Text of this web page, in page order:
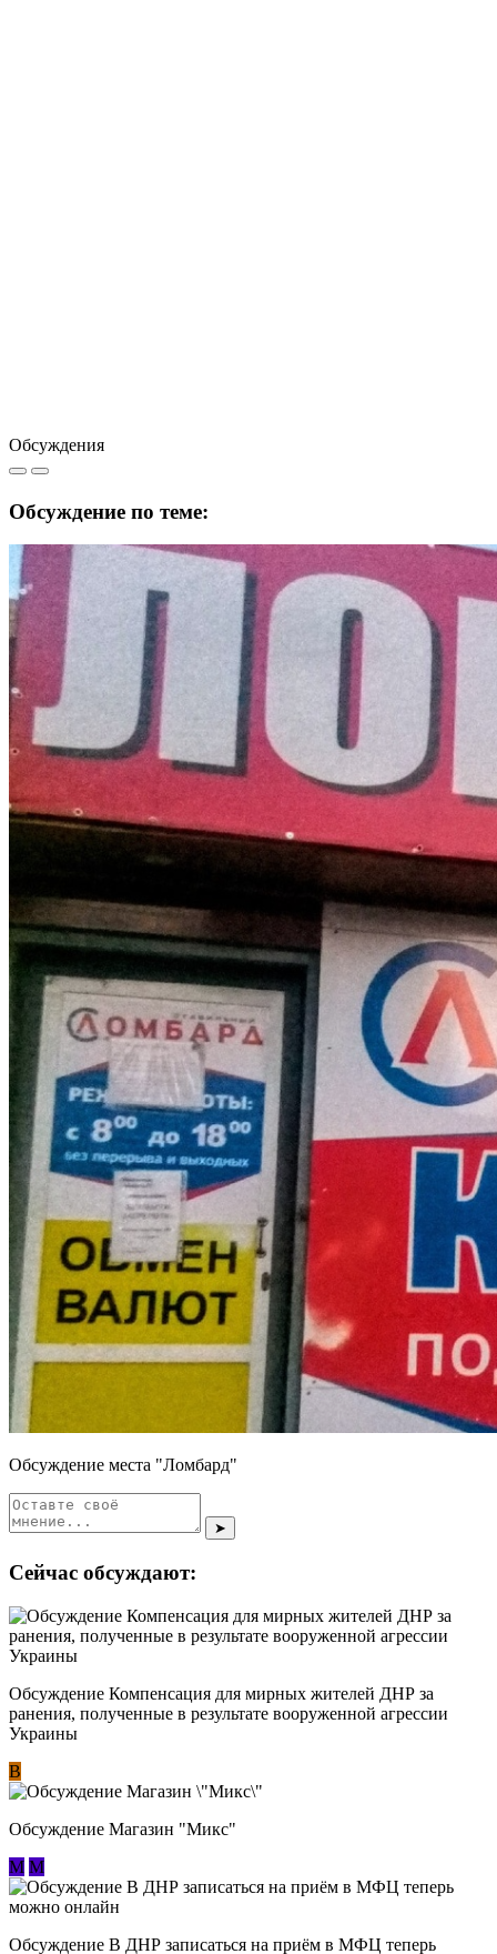
Обсуждения
Обсуждение по теме:
Обсуждение места "Ломбард"
➤
Сейчас обсуждают:
Обсуждение Компенсация для мирных жителей ДНР за
ранения, полученные в результате вооруженной агрессии
Украины
В
Обсуждение Магазин "Микс"
М М
Обсуждение В ДНР записаться на приём в МФЦ теперь